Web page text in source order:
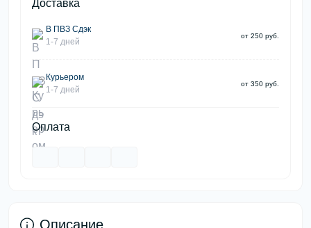
Доставка
В ПВЗ Сдэк
1-7 дней
от 250 руб.
Курьером
1-7 дней
от 350 руб.
Оплата
Описание